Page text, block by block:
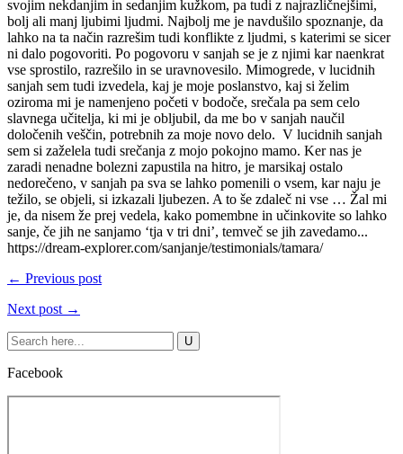
svojim nekdanjim in sedanjim kužkom, pa tudi z najrazličnejšimi,
bolj ali manj ljubimi ljudmi. Najbolj me je navdušilo spoznanje, da
lahko na ta način razrešim tudi konflikte z ljudmi, s katerimi se sicer
ni dalo pogovoriti. Po pogovoru v sanjah se je z njimi kar naenkrat
vse sprostilo, razrešilo in se uravnovesilo. Mimogrede, v lucidnih
sanjah sem tudi izvedela, kaj je moje poslanstvo, kaj si želim
oziroma mi je namenjeno početi v bodoče, srečala pa sem celo
slavnega učitelja, ki mi je obljubil, da me bo v sanjah naučil
določenih veščin, potrebnih za moje novo delo. V lucidnih sanjah
sem si zaželela tudi srečanja z mojo pokojno mamo. Ker nas je
zaradi nenadne bolezni zapustila na hitro, je marsikaj ostalo
nedorečeno, v sanjah pa sva se lahko pomenili o vsem, kar naju je
težilo, se objeli, si izkazali ljubezen. A to še zdaleč ni vse … Žal mi
je, da nisem že prej vedela, kako pomembne in učinkovite so lahko
sanje, če jih ne sanjamo ‘tja v tri dni’, temveč se jih zavedamo...
https://dream-explorer.com/sanjanje/testimonials/tamara/
← Previous post
Next post →
Facebook